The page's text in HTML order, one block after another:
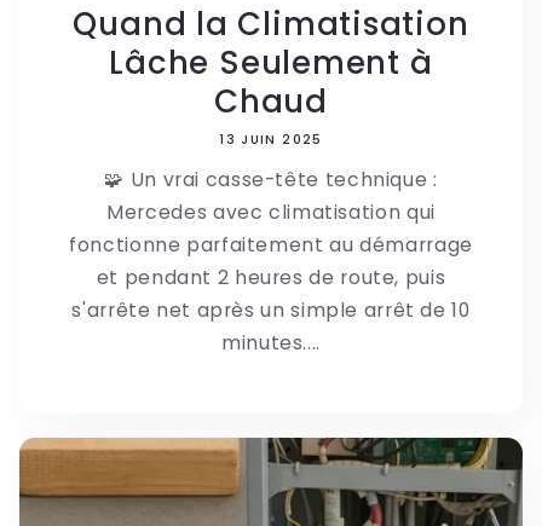
Quand la Climatisation
Lâche Seulement à
Chaud
13 JUIN 2025
🧩 Un vrai casse-tête technique :
Mercedes avec climatisation qui
fonctionne parfaitement au démarrage
et pendant 2 heures de route, puis
s'arrête net après un simple arrêt de 10
minutes....